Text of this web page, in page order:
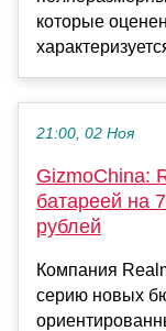
которые
21:00, 02 Ноя
GizmoChina:
батареей на
рублей
Компания
серию новых